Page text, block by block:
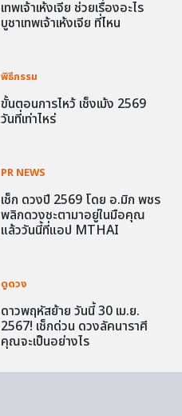
เทพเจ้าเห้งเจีย ช่วยเรื่องอะไร
บูชาเทพเจ้าเห้งเจีย ที่ไหน
พิธีกรรม
ขั้นตอนการไหว้ เช็งเม้ง 2569
วันที่เท่าไหร่
PR NEWS
เช็ก ดวงปี 2569 โดย อ.มิก พชร
พลิกดวงชะตามาอยู่ในมือคุณ
แล้ววันนี้ที่แอป MTHAI
ดูดวง
ดาวพฤหัสย้าย วันนี้ 30 เม.ย.
2567! เช็กด่วน ดวงลัคนาราศี
คุณจะเป็นอย่างไร